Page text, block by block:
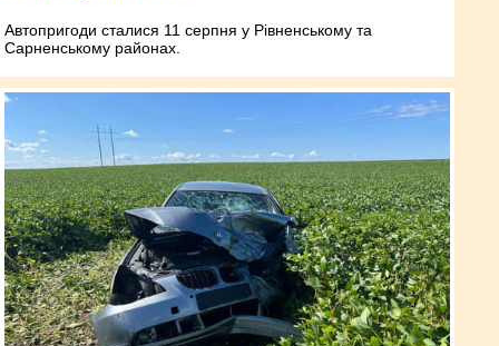
Автопригоди сталися 11 серпня у Рівненському та
Сарненському районах.